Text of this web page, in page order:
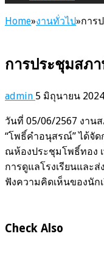
Home»งานทั่วไป»การ
การประชุมสภา
admin 5 มิถุนายน 2024
วันที่ 05/06/2567 งาน
“โพธิ์คำอนุสรณ์” ได้จั
ณห้องประชุมโพธิ์ทอง
การดูแลโรงเรียนและ
ฟังความคิดเห็นของนัก
Check Also